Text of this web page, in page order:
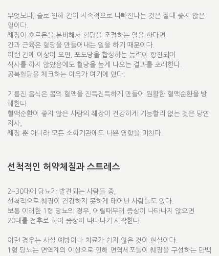
무엇보다, 술로 인해 간이 지속적으로 나빠진다는 것은 절대 좋지 않은
일이다.
췌장이 호르몬을 분비해서 혈당을 조절하는 일을 한다면
간과 근육은 혈당을 만들어내는 일을 하기 때문이다.
이런 간에 이상이 오면, 포도당을 합성하는 능력이 항진되어
식사를 하지 않았음에도 혈당을 높게 나오는 결과를 초래한다.
공복혈당을 체크하는 이유가 여기에 있다.
기름진 음식은 몸의 혈액을 진득진득하게 만들어 원활한 혈액순환을 방
해한다.
혈액순환이 좋지 않은 사람의 췌장이 건강하게 기능할리 없는 것은 당연
지사,
췌장 뿐 아니라 모든 소화기관에도 나쁜 영향을 미친다.
선척적인 허약체질과 스트레스
2~30대에 당뇨가 발견되는 사람들 중,
선척적으로 췌장이 건강하지 못하게 태어난 사람들도 있다.
보통 이러한 1형 당뇨의 경우, 어릴때부터 증상이 나타나지 않으면
20대를 전후로 하여 증상이 나타나기 시작한다.
이런 경우는 사실 예방이나 치료가 쉽지 않은 것이 현실이다.
1형 당뇨는 면역계의 이상으로 인해 면역세포들이 췌장을 구성하는 단백